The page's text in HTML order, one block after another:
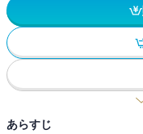
あらすじ